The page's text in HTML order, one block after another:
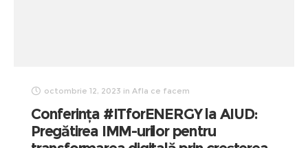
octombrie 12, 2023 in Afla ce facem
Conferința #ITforENERGY la AIUD:
Pregătirea IMM-urilor pentru